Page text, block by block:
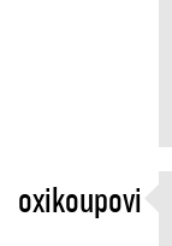
oxikoupovi